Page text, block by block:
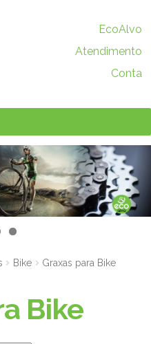
EcoAlvo
Atendimento
Conta
Bike Graxas para Bike
Bike